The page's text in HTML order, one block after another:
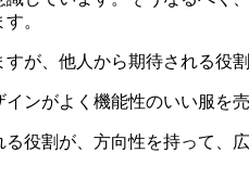
。
が、他人から期待される役
ンがよく機能性のいい服を
役割が、方向性を持って、